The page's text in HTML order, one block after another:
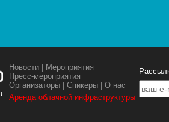
Новости
Мероприятия
Пресс-мероприятия
Организаторы |Спикеры |О нас
Аренда облачной инфраструктуры